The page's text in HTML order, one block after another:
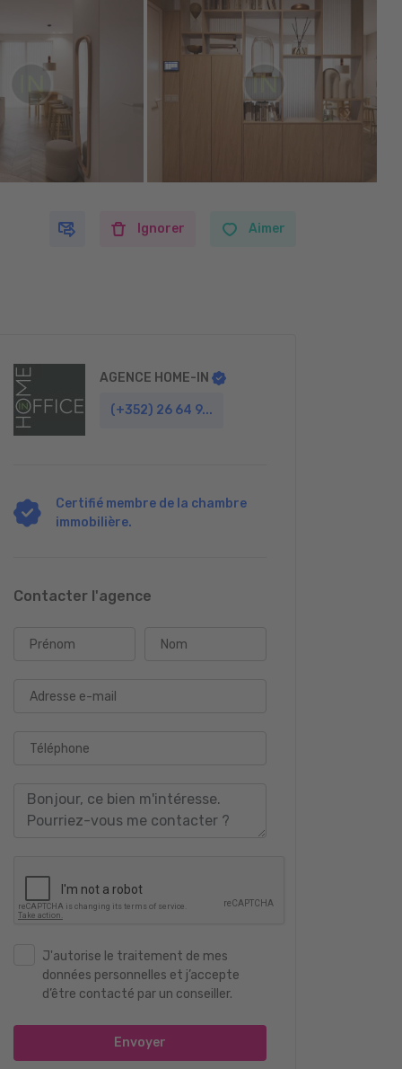
Ignorer Aimer
AGENCE HOME-IN
(+352) 26 64 9...
Certifié membre de la chambre
immobilière.
Contacter l'agence
Prénom Nom
Adresse e-mail
Téléphone
J'autorise le traitement de mes
données personnelles et j’accepte
d’être contacté par un conseiller.
Envoyer